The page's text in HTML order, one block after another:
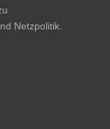
Netzpolitik.